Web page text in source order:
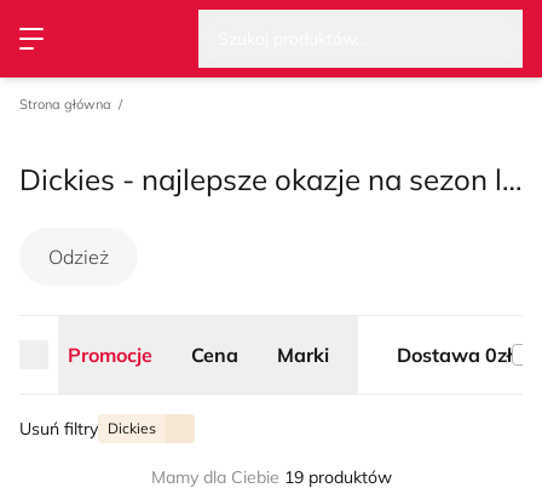
Przełącz menu
Strona główna
Dickies - najlepsze okazje na sezon lato 2026
Odzież
Promocje Cena Marki Dostawa 0zł
Usuń filtry Dickies
Mamy dla Ciebie 19 produktów